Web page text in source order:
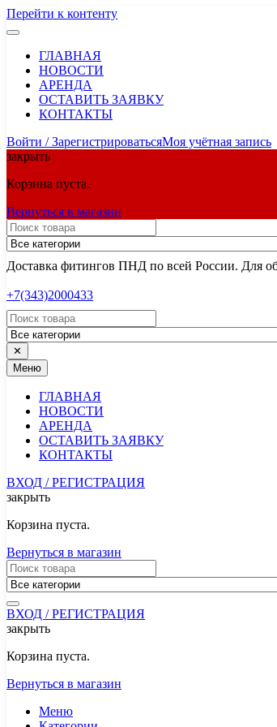
Перейти к контенту
ГЛАВНАЯ
НОВОСТИ
АРЕНДА
ОСТАВИТЬ ЗАЯВКУ
КОНТАКТЫ
Войти / ЗарегистрироватьсяМоя учётная запись
закрыть
Корзина пуста.
Вернуться в магазин
Доставка фитингов ПНД по всей России. Для
+7(343)2000433
✕
Меню
ГЛАВНАЯ
НОВОСТИ
АРЕНДА
ОСТАВИТЬ ЗАЯВКУ
КОНТАКТЫ
ВХОД / РЕГИСТРАЦИЯ
закрыть
Корзина пуста.
Вернуться в магазин
ВХОД / РЕГИСТРАЦИЯ
закрыть
Корзина пуста.
Вернуться в магазин
Меню